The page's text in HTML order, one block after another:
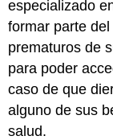
especializado
formar parte
prematuros de
para poder
caso de que
alguno de sus
salud.